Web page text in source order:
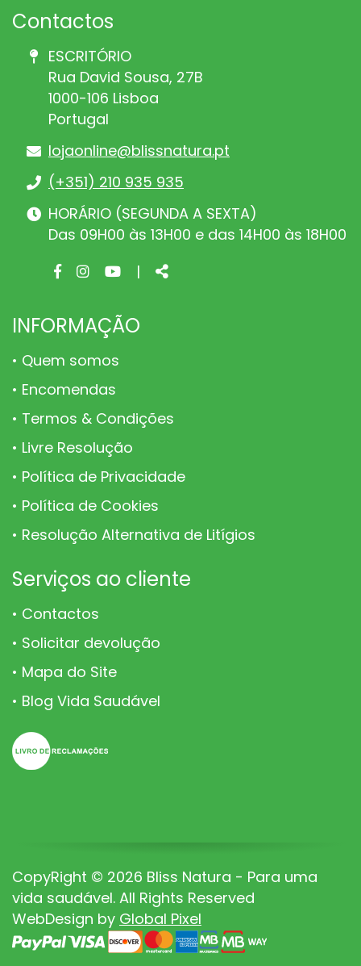
Contactos
ESCRITÓRIO
Rua David Sousa, 27B
1000-106 Lisboa
Portugal
lojaonline@blissnatura.pt
(+351) 210 935 935
HORÁRIO (SEGUNDA A SEXTA)
Das 09H00 às 13H00 e das 14H00 às 18H00
Facebook
Instagram
Youtube
| Share
INFORMAÇÃO
Quem somos
Encomendas
Termos & Condições
Livre Resolução
Política de Privacidade
Política de Cookies
Resolução Alternativa de Litígios
Serviços ao cliente
Contactos
Solicitar devolução
Mapa do Site
Blog Vida Saudável
CopyRight © 2026 Bliss Natura - Para uma
vida saudável. All Rights Reserved
WebDesign by Global Pixel